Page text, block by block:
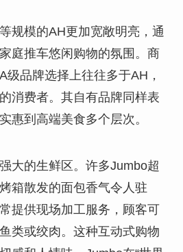
规模的AH更加宽敞明亮，通
庭推车悠闲购物的氛围。商
级品牌选择上往往多于AH，
消费者。其自有品牌同样表
惠到高端美食多个层次。
大的生鲜区。许多Jumbo超
箱散发的面包香气令人驻
提供现场加工服务，顾客可
类或绞肉。这种互动式购物